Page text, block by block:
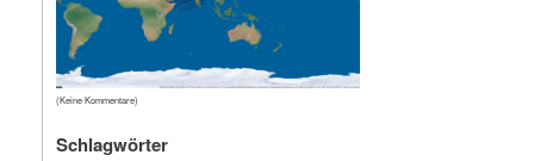
(Keine Kommentare)
Schlagwörter